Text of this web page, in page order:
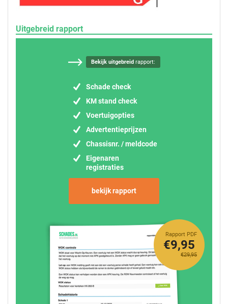
Uitgebreid rapport
Bekijk uitgebreidrapport:
Schade check
KM stand check
Voertuigopties
Advertentieprijzen
Chassisnr. / meldcode
Eigenaren
registraties
bekijk rapport
Rapport PDF
€29,95
€9,95